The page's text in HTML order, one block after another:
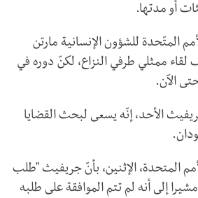
أو مدتها.
المتّحدة للشؤون الإنسانية مارتن
ممثلي طرفي النزاع، لكنّ دوره في
الآن.
الأحد، إنّه يسعى لبحث القضايا
المتحدة، الإثنين، بأنّ جريفيث "طلب
إلى أنه لم تتم الموافقة على طلبه